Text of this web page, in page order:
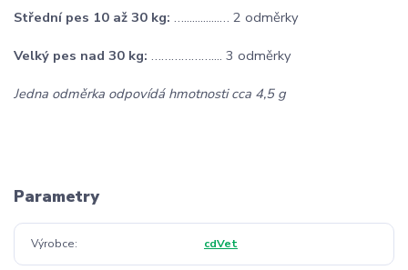
Střední pes 10 až 30 kg: ….............… 2 odměrky
Velký pes nad 30 kg: ……………….... 3 odměrky
Jedna odměrka odpovídá hmotnosti cca 4,5 g
Parametry
Výrobce cdVet